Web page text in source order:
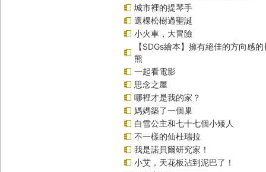
城市裡的提琴手
選棵松樹過聖誕
小火車，大冒險
【SDGs繪本】擁有絕佳的方向感
熊
一起看電影
思念之屋
哪裡才是我的家？
媽媽築了一個巢
白雪公主和七十七個小矮人
不一樣的仙杜瑞拉
我是諾貝爾研究家！
小艾，天花板沾到泥巴了！